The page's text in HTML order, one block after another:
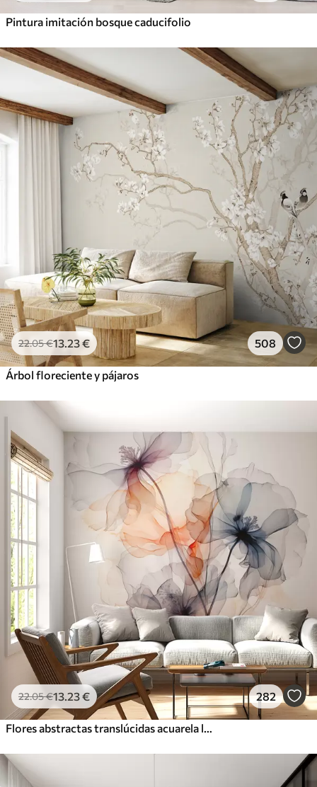
Pintura imitación bosque caducifolio
22.05€13 .23€ 508
Árbol floreciente y pájaros
22.05€13 .23€ 282